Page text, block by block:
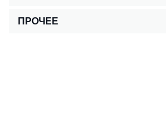
ПРОЧЕЕ